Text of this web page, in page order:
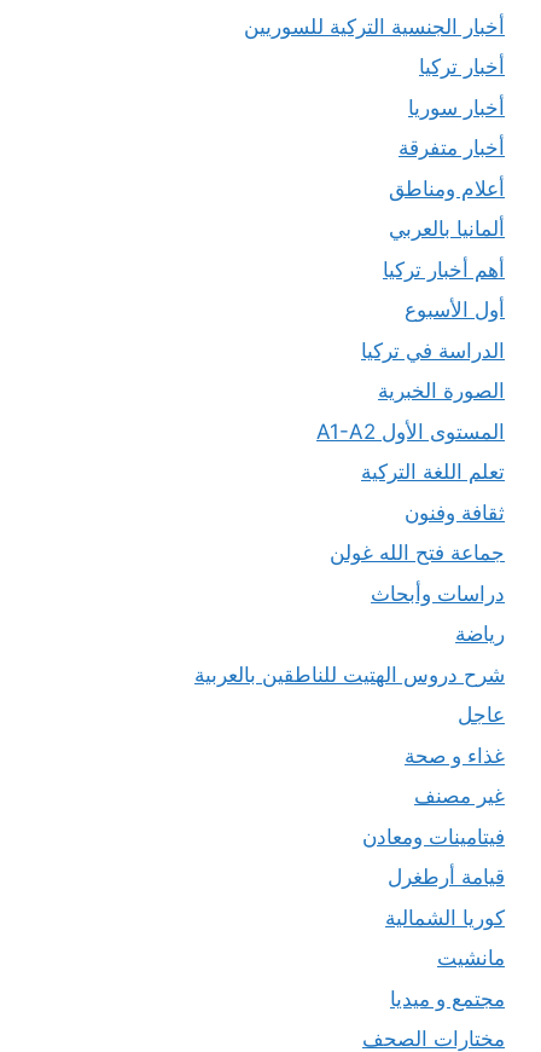
أخبار الجنسية التركية للسوريين
أخبار تركيا
أخبار سوريا
أخبار متفرقة
أعلام ومناطق
ألمانيا بالعربي
أهم أخبار تركيا
أول الأسبوع
الدراسة في تركيا
الصورة الخبرية
المستوى الأول A1-A2
تعلم اللغة التركية
ثقافة وفنون
جماعة فتح الله غولن
دراسات وأبحاث
رياضة
شرح دروس الهتيت للناطقين بالعربية
عاجل
غذاء و صحة
غير مصنف
فيتامينات ومعادن
قيامة أرطغرل
كوريا الشمالية
مانشيت
مجتمع و ميديا
مختارات الصحف